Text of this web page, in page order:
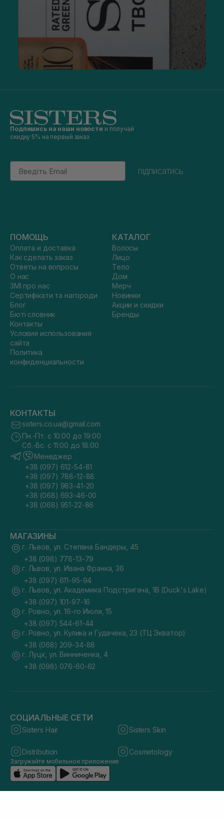
Подпишись на наши новости и получай
скидку 5% на первый заказ
Email
підписатись
ПОМОЩЬ
Оплата и доставка
Как сделать заказ
Ответы на вопросы
О нас
ЗМІ про нас
Сертифікати та нагороди
Блог
Бюті словник
Контакты
Условия использования
сайта
Политика
конфиденциальности
КАТАЛОГ
Волосы
Лицо
Тело
Дом
Мерч
Новинки
Акции и скидки
Бренды
КОНТАКТЫ
sisters.co.ua@gmail.com
Пн.-Пт. с 10:00 до 19:00
Сб.-Вс. с 11:00 до 18:00
Менеджер
+38 (097) 612-54-81
+38 (097) 788-12-88
+38 (097) 983-41-20
+38 (068) 693-46-00
+38 (068) 951-22-86
МАГАЗИНЫ
г. Львов, ул. Степана Бандеры, 45
+38 (098) 778-13-79
г. Львов, ул. Ивана Франка, 36
+38 (097) 611-95-94
г. Львов, ул. Академика Подстригача, 1В (Duck's Lake)
+38 (097) 101-97-16
г. Ровно, ул. 16-го Июля, 15
+38 (097) 544-61-44
г. Ровно, ул. Кулика и Гудачека, 23 (ТЦ Экватор)
+38 (068) 209-34-88
г. Луцк, ул. Винниченка, 4
+38 (098) 076-60-62
СОЦИАЛЬНЫЕ СЕТИ
Sisters Hair Sisters Skin
Distribution Cosmetology
Загружайте мобильное приложение